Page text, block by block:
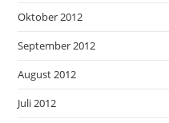
Oktober 2012
September 2012
August 2012
Juli 2012